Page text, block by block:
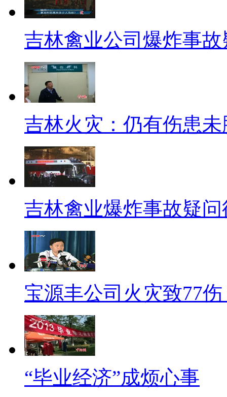
发布的饮用天然水标准，该标准
示，农夫山泉也执行国家强制
【同期】钟睒睒 农夫山泉董
浙江瓶装饮用水DB33/383的
执行的是浙江省的DB33/383 。
那里，所以浙江向农夫山泉无
【解说】
中国农业大学食品科学与营养
在继续更新、某些指标更加严
等都需要同步跟进，因为国家
【同期】中国农业大学食品
地方标准和企业标准不得低于
些指标，你必须跟进修改。
【解说】
朱毅还指出，公众对“农夫山
误认为是用地下涌出的泉水制
泉水、误导消费之嫌。而真正“
吉林禽业公司爆炸事
吉林火灾：仍有伤患
吉林禽业爆炸事故疑问
宝源丰公司火灾致77
“毕业经济”成烦心事